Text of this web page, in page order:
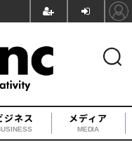
ジネス メディア
MEDIA